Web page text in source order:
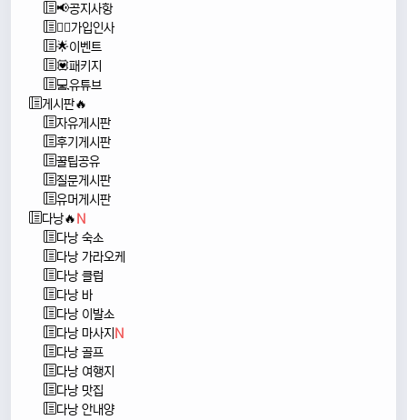
📢공지사항
🙇‍♂️가입인사
🌟이벤트
💟패키지
💻유튜브
게시판🔥
자유게시판
후기게시판
꿀팁공유
질문게시판
유머게시판
다낭🔥N
다낭 숙소
다낭 가라오케
다낭 클럽
다낭 바
다낭 이발소
다낭 마사지 N
다낭 골프
다낭 여행지
다낭 맛집
다낭 안내양